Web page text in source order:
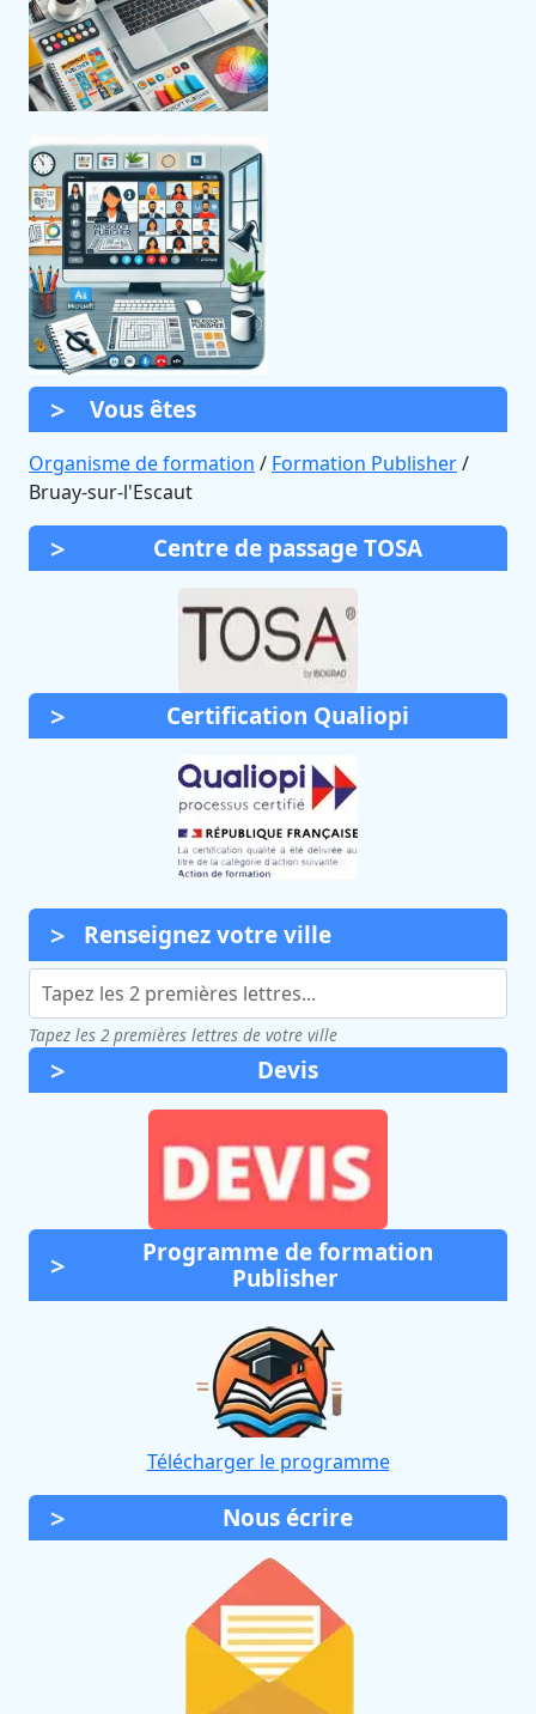
Vous êtes
Organisme de formation / Formation Publisher/
Bruay-sur-l'Escaut
Centre de passage TOSA
Certification Qualiopi
Renseignez votre ville
Tapez les 2 premières lettres de votre ville
Devis
Programme de formation
Publisher
Télécharger le programme
Nous écrire